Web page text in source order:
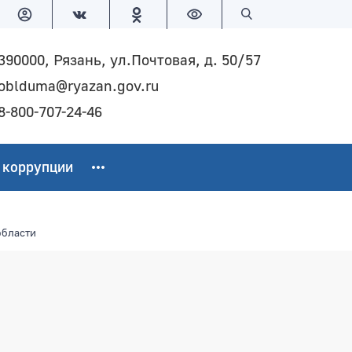
Версия для слабовидящих
Рязань, ул.Почтовая, д. 50/57
800-707-24-46